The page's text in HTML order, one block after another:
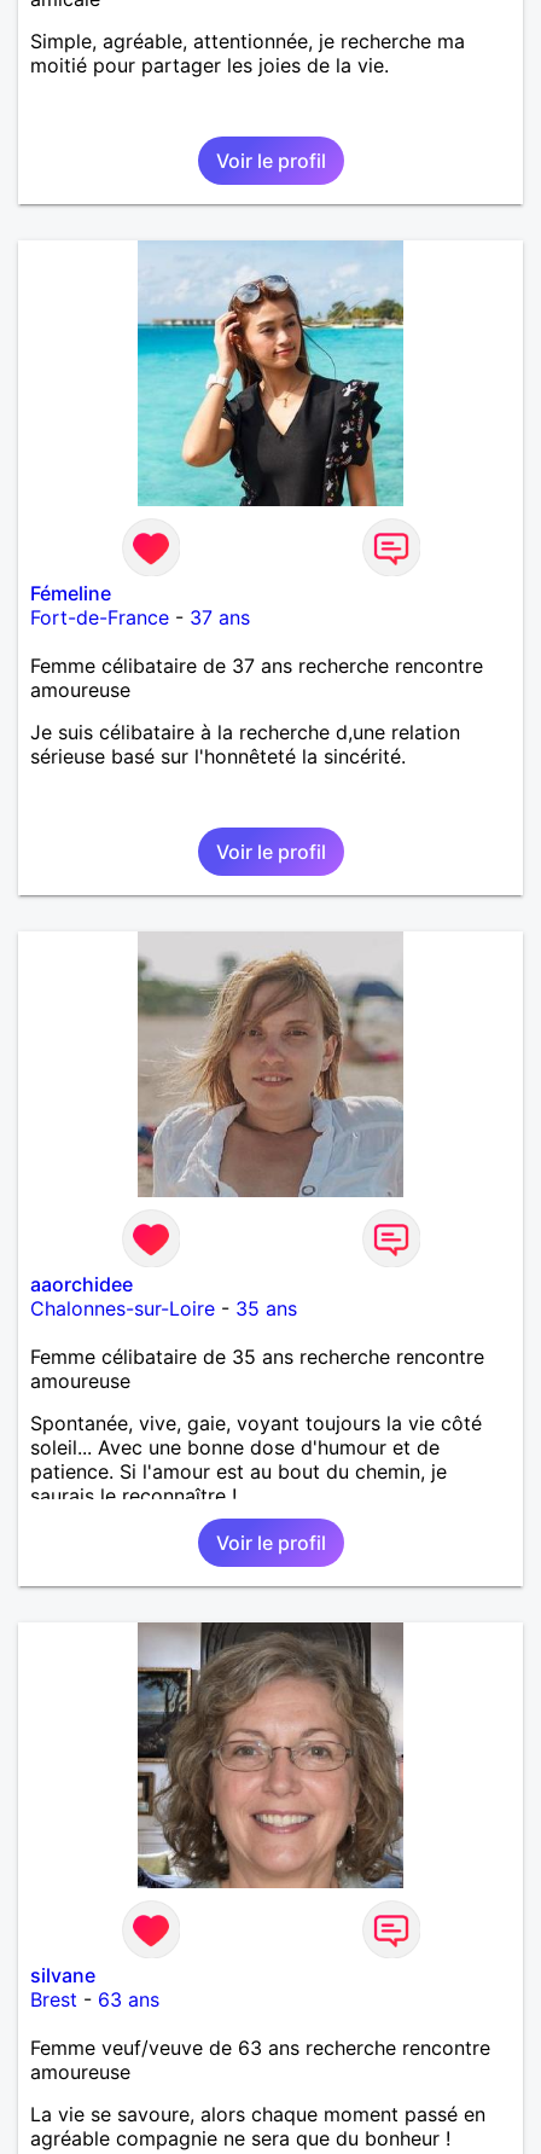
Simple, agréable, attentionnée, je recherche ma
moitié pour partager les joies de la vie.
Voir le profil
Fémeline
Fort-de-France - 37 ans
Femme célibataire de 37 ans recherche rencontre
amoureuse
Je suis célibataire à la recherche d,une relation
sérieuse basé sur l'honnêteté la sincérité.
Voir le profil
aaorchidee
Chalonnes-sur-Loire - 35 ans
Femme célibataire de 35 ans recherche rencontre
amoureuse
Spontanée, vive, gaie, voyant toujours la vie côté
soleil... Avec une bonne dose d'humour et de
patience. Si l'amour est au bout du chemin, je
saurais le reconnaître !
Voir le profil
silvane
Brest - 63 ans
Femme veuf/veuve de 63 ans recherche rencontre
amoureuse
La vie se savoure, alors chaque moment passé en
agréable compagnie ne sera que du bonheur !